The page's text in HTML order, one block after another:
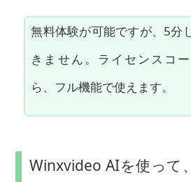
無料体験が可能ですが、5分
きません。ライセンスコ
ら、フル機能で使えます。
Winxvideo AIを使って